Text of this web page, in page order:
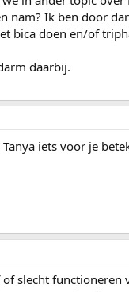
nam? Ik ben door
bica doen en/of
daarbij.
iets voor je
slecht functioneren